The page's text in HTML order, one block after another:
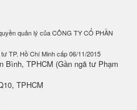
quản lý của CÔNG TY CỔ PHẦN
TP. Hồ Chí Minh cấp 06/11/2015
Bình, TPHCM (Gần ngã tư Phạm
TPHCM